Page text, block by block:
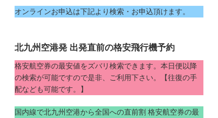
オンラインお申込は下記より検索・お申込頂けます。
北九州空港発 出発直前の格安飛行機予約
格安航空券の最安値をズバリ検索できます。本日便以降
の検索が可能ですので是非、ご利用下さい。【往復の手
配なども可能です。】
国内線で北九州空港から全国への直前割 格安航空券の最